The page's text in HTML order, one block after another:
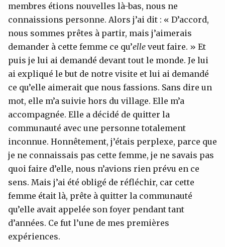
membres étions nouvelles là-bas, nous ne
connaissions personne. Alors j’ai dit : « D’accord,
nous sommes prêtes à partir, mais j’aimerais
demander à cette femme ce qu’elle veut faire. » Et
puis je lui ai demandé devant tout le monde. Je lui
ai expliqué le but de notre visite et lui ai demandé
ce qu’elle aimerait que nous fassions. Sans dire un
mot, elle m’a suivie hors du village. Elle m’a
accompagnée. Elle a décidé de quitter la
communauté avec une personne totalement
inconnue. Honnêtement, j’étais perplexe, parce que
je ne connaissais pas cette femme, je ne savais pas
quoi faire d’elle, nous n’avions rien prévu en ce
sens. Mais j’ai été obligé de réfléchir, car cette
femme était là, prête à quitter la communauté
qu’elle avait appelée son foyer pendant tant
d’années. Ce fut l’une de mes premières
expériences.